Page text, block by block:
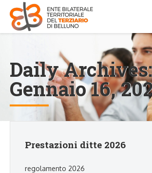
Daily Archives:
Gennaio 16,
Prestazioni ditte 2026
regolamento 2026